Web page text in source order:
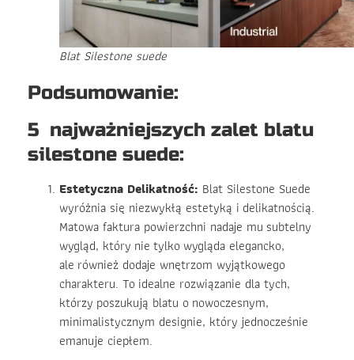
Blat Silestone suede
Podsumowanie:
5 najważniejszych zalet blatu
silestone suede:
Estetyczna Delikatność: Blat Silestone Suede
wyróżnia się niezwykłą estetyką i delikatnością.
Matowa faktura powierzchni nadaje mu subtelny
wygląd, który nie tylko wygląda elegancko,
ale również dodaje wnętrzom wyjątkowego
charakteru. To idealne rozwiązanie dla tych,
którzy poszukują blatu o nowoczesnym,
minimalistycznym designie, który jednocześnie
emanuje ciepłem.